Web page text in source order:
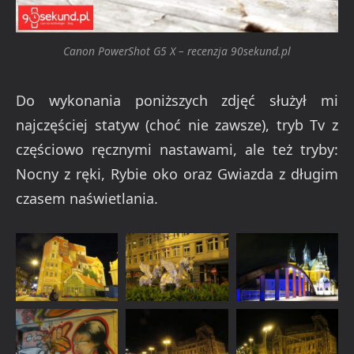
Canon PowerShot G5 X – recenzja 90sekund.pl
Do wykonania poniższych zdjęć służył mi
najczęściej statyw (choć nie zawsze), tryb Tv z
częściowo ręcznymi nastawami, ale też tryby:
Nocny z ręki, Rybie oko oraz Gwiazda z długim
czasem naświetlania.